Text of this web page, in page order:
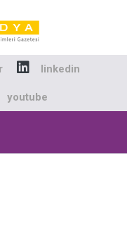
linkedin
youtube